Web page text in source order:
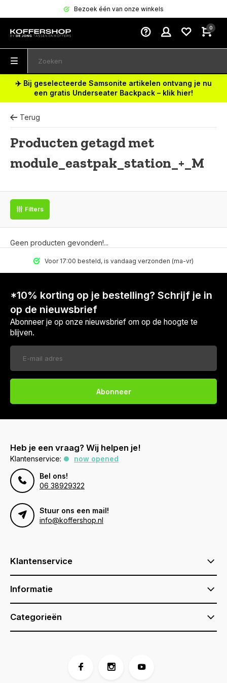
Bezoek één van onze winkels
0
✈️ Bij geselecteerde Samsonite artikelen ontvang je nu
een gratis Underseater Backpack – klik hier!
Terug
Producten getagd met
module_eastpak_station_+_M
Filters
Geen producten gevonden!...
Voor 17:00 besteld, is vandaag verzonden (ma-vr)
*10% korting op je bestelling? Schrijf je in
op de nieuwsbrief
Abonneer je op onze nieuwsbrief om op de hoogte te
blijven.
Abonneer
Heb je een vraag? Wij helpen je!
Klantenservice:
now opened
Bel ons!
06 38929322
Stuur ons een mail!
info@koffershop.nl
Klantenservice
Informatie
Categorieën